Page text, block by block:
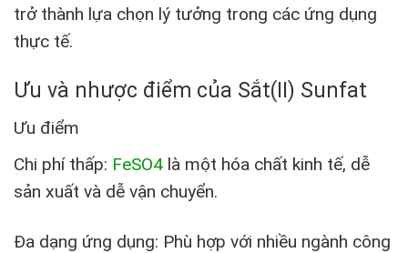
trở thành lựa chọn lý tưởng trong các ứng dụng
thực tế.
Ưu và nhược điểm của Sắt(II) Sunfat
Ưu điểm
Chi phí thấp: FeSO4 là một hóa chất kinh tế, dễ
sản xuất và dễ vận chuyển.
Đa dạng ứng dụng: Phù hợp với nhiều ngành công